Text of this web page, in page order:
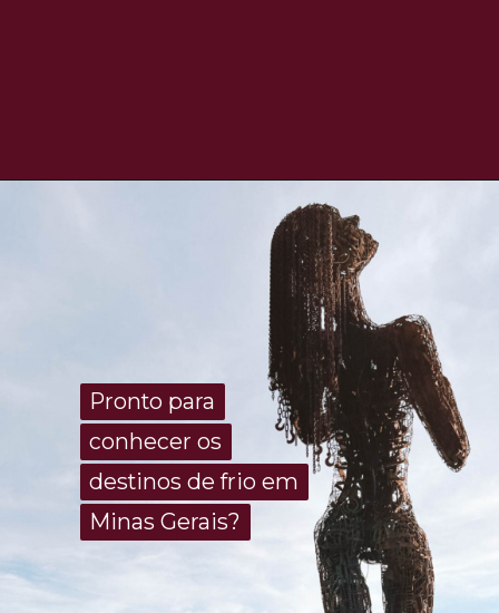
Pronto para
conhecer os
destinos de frio em
Minas Gerais?
Pronto para
conhecer os
destinos de frio em
Minas Gerais?